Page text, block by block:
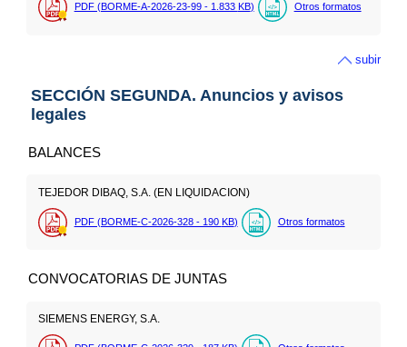
PDF (BORME-A-2026-23-99 - 1.833 KB) Otros formatos
subir
SECCIÓN SEGUNDA. Anuncios y avisos
legales
BALANCES
TEJEDOR DIBAQ, S.A. (EN LIQUIDACION)
PDF (BORME-C-2026-328 - 190 KB) Otros formatos
CONVOCATORIAS DE JUNTAS
SIEMENS ENERGY, S.A.